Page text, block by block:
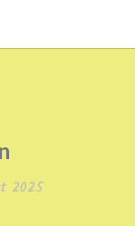
2025